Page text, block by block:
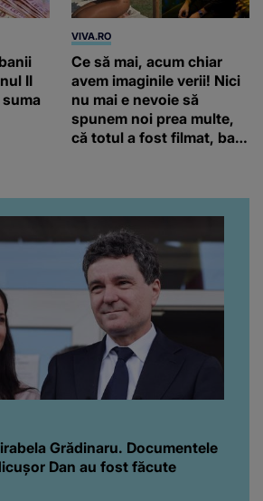
II
VIVA.RO
Ce să mai, acum chiar
avem imaginile verii! Nici
nu mai e nevoie să
spunem noi prea multe,
că totul a fost filmat, ba
da, frumoasa iubită a lui
Florin Ristei e...
Grădinaru. Documentele
Dan au fost făcute